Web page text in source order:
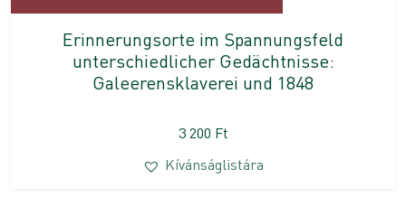
Erinnerungsorte im Spannungsfeld
unterschiedlicher Gedächtnisse:
Galeerensklaverei und 1848
3 200 Ft
Kívánságlistára